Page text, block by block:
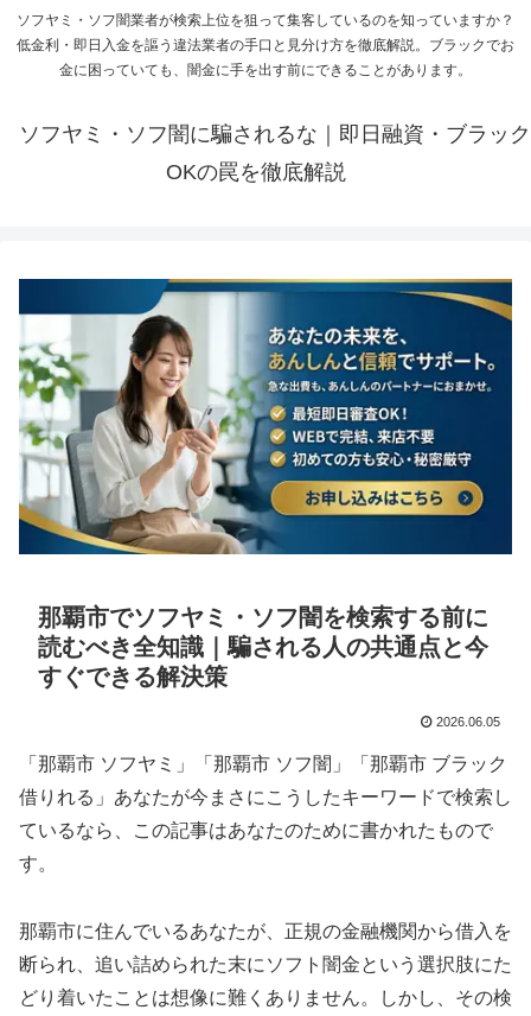
ソフヤミ・ソフ闇業者が検索上位を狙って集客しているのを知っていますか？
低金利・即日入金を謳う違法業者の手口と見分け方を徹底解説。ブラックでお
金に困っていても、闇金に手を出す前にできることがあります。
ソフヤミ・ソフ闇に騙されるな｜即日融資・ブラック
OKの罠を徹底解説
那覇市でソフヤミ・ソフ闇を検索する前に
読むべき全知識｜騙される人の共通点と今
すぐできる解決策
2026.06.05
「那覇市 ソフヤミ」「那覇市 ソフ闇」「那覇市 ブラック
借りれる」あなたが今まさにこうしたキーワードで検索し
ているなら、この記事はあなたのために書かれたもので
す。
那覇市に住んでいるあなたが、正規の金融機関から借入を
断られ、追い詰められた末にソフト闇金という選択肢にた
どり着いたことは想像に難くありません。しかし、その検